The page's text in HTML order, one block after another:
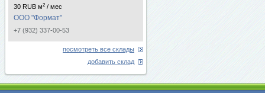
30 RUB м2 / мес
ООО "Формат"
+7 (932) 337-00-53
посмотреть все склады
добавить склад